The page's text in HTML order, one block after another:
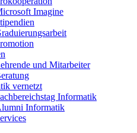
Imagine
und Mitarbeiter
vernetzt
Informatik
Informatik